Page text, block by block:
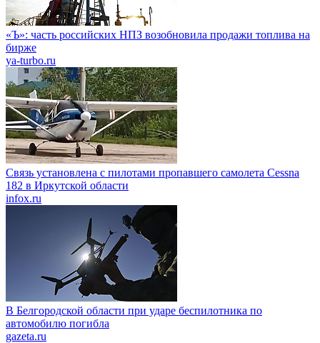
«Ъ»: часть российских НПЗ возобновила продажи топлива на
бирже
ya-turbo.ru
Связь установлена с пилотами пропавшего самолета Cessna
182 в Иркутской области
infox.ru
В Белгородской области при ударе беспилотника по
автомобилю погибла
gazeta.ru